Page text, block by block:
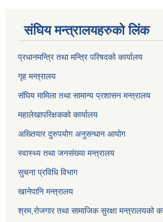
संघिय मन्त्र‍ालयहरुको लिंक
प्रधानमन्त्रि तथा मन्त्रि परिषदको कार्यालय
गृह मन्त्रालय
संघिय मामिला तथा सामान्य प्रशासन मन्त्रालय
महालेखापरिक्षकको कार्यालय
अख्तियार दुरुपयोग अनुसन्धान आयोग
स्वास्थ्य तथा जनसंख्या मन्त्रालय
सुचना प्रविधि विभाग
खानेपानि मन्त्रालय
श्रम,रोजगार तथा सामाजिक सुरक्षा मन्त्रालयको